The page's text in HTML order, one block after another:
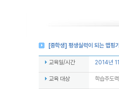
[중학생] 평생실력이 되는 맵핑
교육일/시간 2014년
교육 대상 학습주도